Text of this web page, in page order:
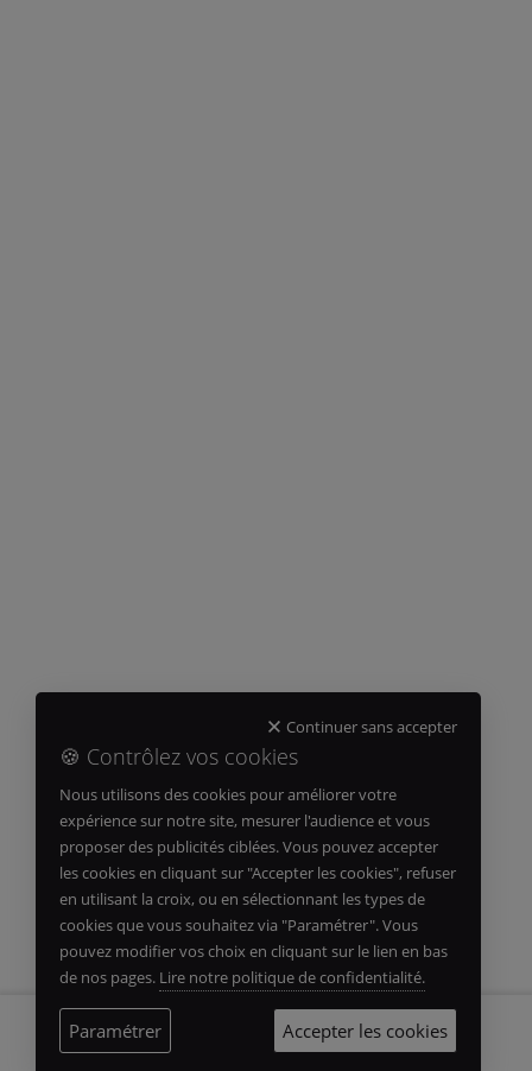
APPELER
Continuer sans accepter
🍪 Contrôlez vos cookies
Nous utilisons des cookies pour améliorer votre
expérience sur notre site, mesurer l'audience et vous
proposer des publicités ciblées. Vous pouvez accepter
les cookies en cliquant sur "Accepter les cookies", refuser
en utilisant la croix, ou en sélectionnant les types de
cookies que vous souhaitez via "Paramétrer". Vous
pouvez modifier vos choix en cliquant sur le lien en bas
de nos pages. Lire notre politique de confidentialité.
Accepter les cookies
Paramétrer